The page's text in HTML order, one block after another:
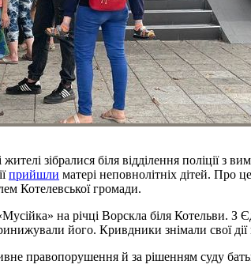
жителі зібралися біля відділення
прийшли матері неповнолітніх дітей. Про
Котелевської громади.
на річці Ворскла біля Котельви. З
його. Кривдники знімали свої
правопорушення й за рішенням суду